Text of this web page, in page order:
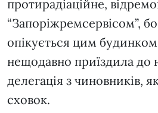
протирадіаційне,
“Запоріжремсервісом”,
опікується цим
нещодавно приїздила до
делегація з чиновників,
сховок.